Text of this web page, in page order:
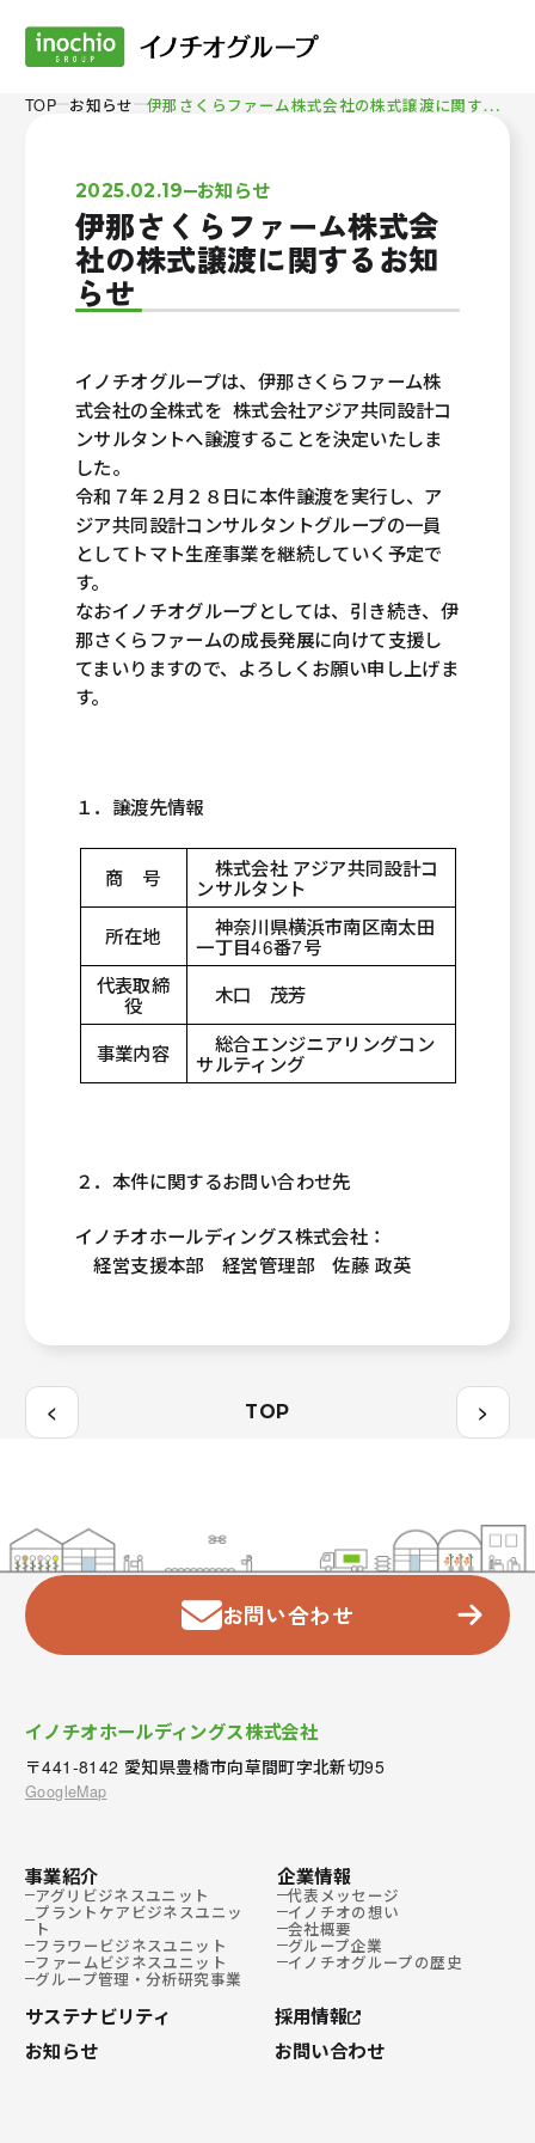
TOP お知らせ 伊
那さくらファーム株式会社の株式譲渡に関するお知らせ
2025.02.19 お知らせ
伊那さくらファーム株式会
社の株式譲渡に関するお知
らせ
イノチオグループは、伊那さくらファーム株
式会社の全株式を 株式会社アジア共同設計コ
ンサルタントへ譲渡することを決定いたしま
した。
令和７年２月２８日に本件譲渡を実行し、ア
ジア共同設計コンサルタントグループの一員
としてトマト生産事業を継続していく予定で
す。
なおイノチオグループとしては、引き続き、伊
那さくらファームの成長発展に向けて支援し
てまいりますので、よろしくお願い申し上げま
す。
１．譲渡先情報
商 号 株式会社 アジア共同設計コ
ンサルタント
所在地
神奈川県横浜市南区南太田
一丁目46番7号
代表取締
役 木口 茂芳
事業内容 総合エンジニアリングコン
サルティング
２．本件に関するお問い合わせ先
イノチオホールディングス株式会社：
経営支援本部 経営管理部 佐藤 政英
< TOP >
お問い合わせ
イノチオホールディングス株式会社
〒441-8142 愛知県豊橋市向草間町字北新切95
GoogleMap
事業紹介
アグリビジネスユニット
プラントケアビジネスユニッ
ト
フラワービジネスユニット
ファームビジネスユニット
グループ管理・分析研究事業
企業情報
代表メッセージ
イノチオの想い
会社概要
グループ企業
イノチオグループの歴史
サステナビリティ
採用情報
お知らせ
お問い合わせ